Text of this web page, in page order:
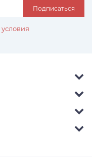
Подписаться